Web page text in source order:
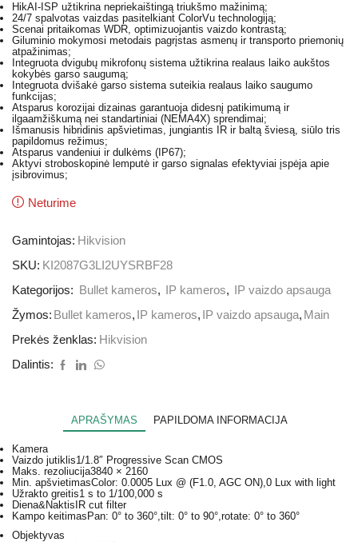
HikAI-ISP užtikrina nepriekaištingą triukšmo mažinimą;
24/7 spalvotas vaizdas pasitelkiant ColorVu technologiją;
Scenai pritaikomas WDR, optimizuojantis vaizdo kontrastą;
Giluminio mokymosi metodais pagrįstas asmenų ir transporto priemonių
atpažinimas;
Integruota dvigubų mikrofonų sistema užtikrina realaus laiko aukštos
kokybės garso saugumą;
Integruota dvišakė garso sistema suteikia realaus laiko saugumo
funkcijas;
Atsparus korozijai dizainas garantuoja didesnį patikimumą ir
ilgaamžiškumą nei standartiniai (NEMA4X) sprendimai;
Išmanusis hibridinis apšvietimas, jungiantis IR ir baltą šviesą, siūlo tris
papildomus režimus;
Atsparus vandeniui ir dulkėms (IP67);
Aktyvi stroboskopinė lemputė ir garso signalas efektyviai įspėja apie
įsibrovimus;
Neturime
Gamintojas: Hikvision
SKU: KI2087G3LI2UYSRBF28
Kategorijos:
Bullet kameros, IP kameros,
IP vaizdo apsauga
Žymos: Bullet kameros, IP kameros, IP vaizdo apsauga, Main
Prekės ženklas: Hikvision
Dalintis:
APRAŠYMAS PAPILDOMA INFORMACIJA
Kamera
Vaizdo jutiklis1/1.8″ Progressive Scan CMOS
Maks. rezoliucija3840 × 2160
Min. apšvietimasColor: 0.0005 Lux @ (F1.0, AGC ON),0 Lux with light
Užrakto greitis1 s to 1/100,000 s
Diena&Naktis IR cut filter
Kampo keitimas Pan: 0° to 360°,tilt: 0° to 90°,rotate: 0° to 360°
Objektyvas